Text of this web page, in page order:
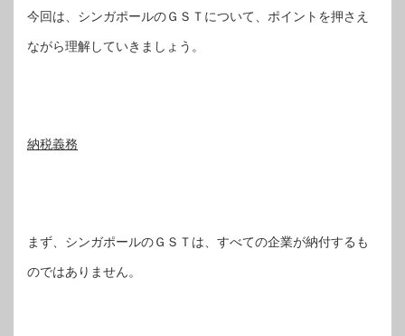
今回は、シンガポールのＧＳＴについて、ポイントを押さえ
ながら理解していきましょう。
納税義務
まず、シンガポールのＧＳＴは、すべての企業が納付するも
のではありません。